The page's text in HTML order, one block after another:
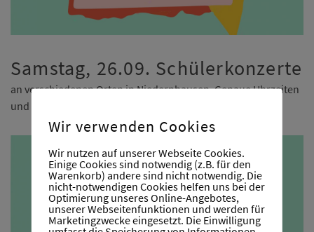
Samstag, 26.09. Schülerkonzerte
an verschiedenen Orten in Niedernhausen. Genaue Uhrzeiten
und Orte werden baldmöglichst veröffentlicht.
Wir verwenden Cookies
Wir nutzen auf unserer Webseite Cookies.
Einige Cookies sind notwendig (z.B. für den
Warenkorb) andere sind nicht notwendig. Die
nicht-notwendigen Cookies helfen uns bei der
Optimierung unseres Online-Angebotes,
unserer Webseitenfunktionen und werden für
Marketingzwecke eingesetzt. Die Einwilligung